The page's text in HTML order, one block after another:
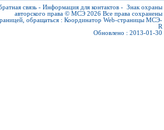
связь - Информация для контактов - Знак охраны
авторского права © МСЭ 2026 Все права сохранены
обращаться : Координатор Web-страницы МСЭ-
R
Обновлено : 2013-01-30